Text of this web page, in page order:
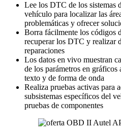
Lee los DTC de los sistemas
vehículo para localizar las
problemáticas y ofrecer
Borra fácilmente los códigos
recuperar los DTC y realizar
reparaciones
Los datos en vivo muestran
de los parámetros en gráficos
texto y de forma de onda
Realiza pruebas activas para
subsistemas específicos del
pruebas de componentes